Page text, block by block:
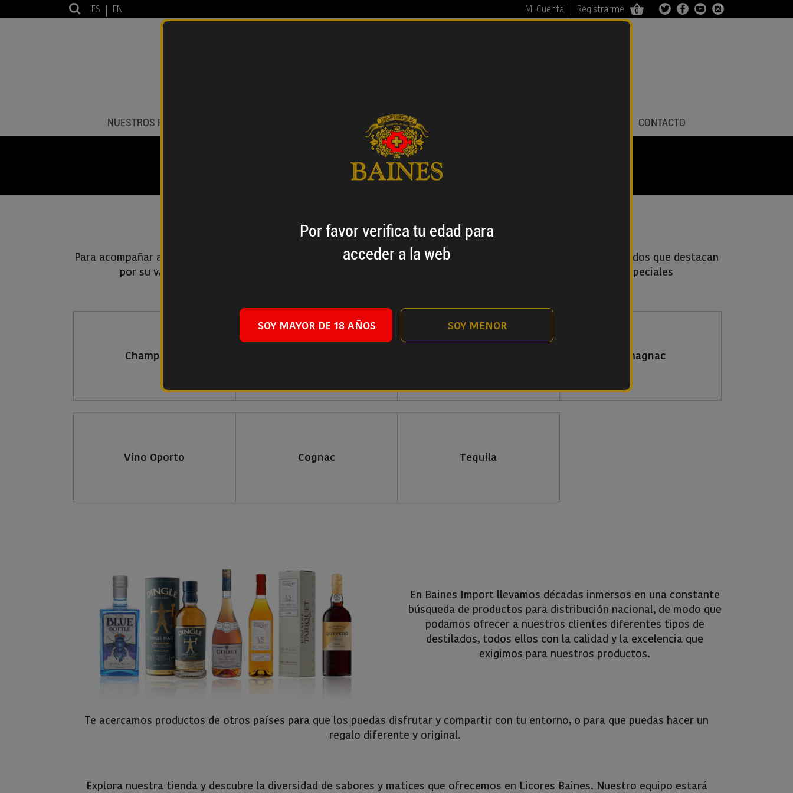
ES | EN Mi Cuenta Registrarme 0
NUESTROS PRODUCTOS FILOSOFÍA CONTACTO
IMPORTADOS
Nuestros importados
Para acompañar a nuestras marcas propias, hemos seleccionado cuidadosamente una serie de productos importados que destacan
por su variedad, su calidad, y por su método de elaboración, que lo dotan de unas características muy especiales
Champagne Armagnac
Vino Oporto Cognac Tequila
En Baines Import llevamos décadas inmersos en una constante
búsqueda de productos para distribución nacional, de modo que
podamos ofrecer a nuestros clientes diferentes tipos de
destilados, todos ellos con la calidad y la excelencia que
exigimos para nuestros productos.
Te acercamos productos de otros países para que los puedas disfrutar y compartir con tu entorno, o para que puedas hacer un
regalo diferente y original.
Explora nuestra tienda y descubre la diversidad de sabores y matices que ofrecemos en Licores Baines. Nuestro equipo estará
Por favor verifica tu edad para
acceder a la web
SOY MAYOR DE 18 AÑOS SOY MENOR